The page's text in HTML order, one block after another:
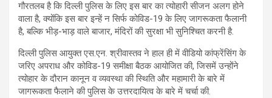
गौरतलब है कि दिल्ली पुलिस के लिए इस बार का त्योहारी सीजन अलग होने
वाला है, क्योंकि इस बार इन्हें न सिर्फ कोविड-19 के लिए जागरूकता फैलानी
है, बल्कि भीड़-भाड़ वाले बाजार, मंदिरों की सुरक्षा भी सुनिश्चित करनी है.
दिल्ली पुलिस आयुक्त एस.एन. श्रीवास्तव ने हाल ही में वीडियो कांफ्रेंसिंग के
जरिए अपराध और कोविड-19 समीक्षा बैठक आयोजित की, जिसमें उन्होंने
त्योहार के दौरान कानून व व्यवस्था की स्थिति और महामारी के बारे में
जागरूकता फैलाने की पुलिस के उत्तरदायित्व के बारे में चर्चा की.